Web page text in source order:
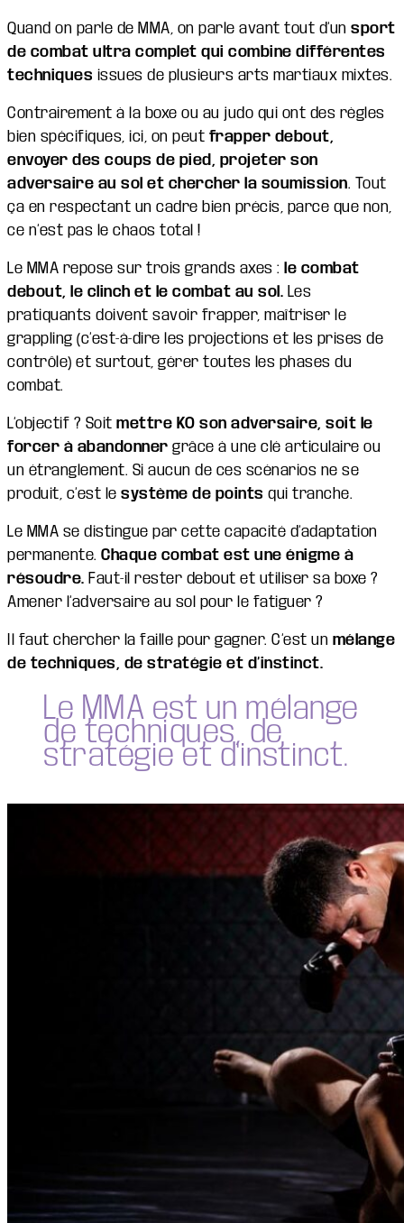
Quand on parle de MMA, on parle avant tout d’un sport
de combat ultra complet qui combine différentes
techniques issues de plusieurs arts martiaux mixtes.
Contrairement à la boxe ou au judo qui ont des règles
bien spécifiques, ici, on peut frapper debout,
envoyer des coups de pied, projeter son
adversaire au sol et chercher la soumission. Tout
ça en respectant un cadre bien précis, parce que non,
ce n’est pas le chaos total !
Le MMA repose sur trois grands axes : le combat
debout, le clinch et le combat au sol. Les
pratiquants doivent savoir frapper, maîtriser le
grappling (c’est-à-dire les projections et les prises de
contrôle) et surtout, gérer toutes les phases du
combat.
L’objectif ? Soit mettre KO son adversaire, soit le
forcer à abandonner grâce à une clé articulaire ou
un étranglement. Si aucun de ces scénarios ne se
produit, c’est le système de points qui tranche.
Le MMA se distingue par cette capacité d’adaptation
permanente. Chaque combat est une énigme à
résoudre. Faut-il rester debout et utiliser sa boxe ?
Amener l’adversaire au sol pour le fatiguer ?
Il faut chercher la faille pour gagner. C’est un mélange
de techniques, de stratégie et d’instinct.
Le MMA est un mélange
de techniques, de
stratégie et d'instinct.